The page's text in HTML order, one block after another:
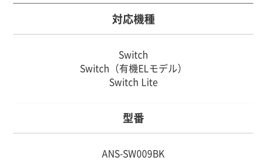
対応機種
Switch
Switch（有機ELモデル）
Switch Lite
型番
ANS-SW009BK